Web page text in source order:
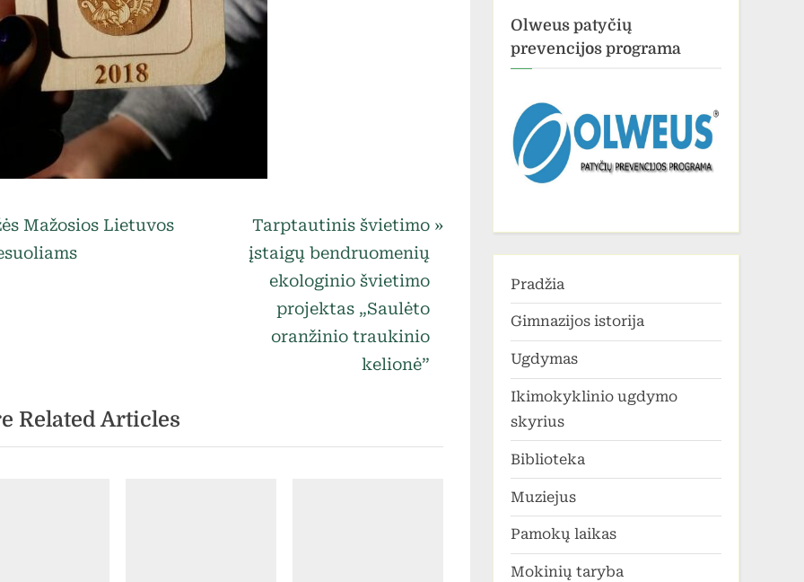
Mažosios Lietuvos
N
e
:
Tarptautinis švietimo
įstaigų bendruomenių
ekologinio švietimo
projektas „Saulėto
oranžinio traukinio
kelionė”
Related Articles
Olweus patyčių
prevencijos programa
Pradžia
Gimnazijos istorija
Ugdymas
Ikimokyklinio ugdymo
skyrius
Biblioteka
Muziejus
Pamokų laikas
Mokinių taryba